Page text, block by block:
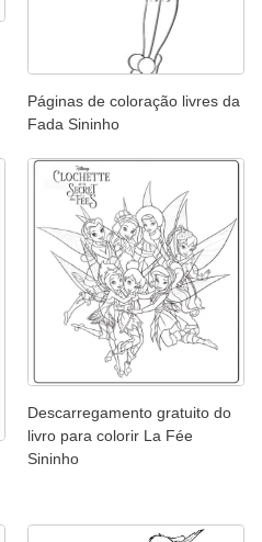
Páginas de coloração livres da
Fada Sininho
Descarregamento gratuito do
livro para colorir La Fée
Sininho